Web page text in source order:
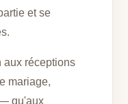
et se
aux réceptions
mariage,
qu'aux